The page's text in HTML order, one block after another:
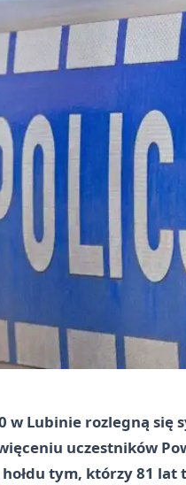
w Lubinie rozlegną
uczestników
tym, którzy 81